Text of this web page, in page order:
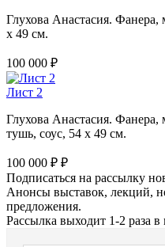
Глухова Анастасия. Фанера,
х 49 см.
100 000 ₽
Лист 2
Глухова Анастасия. Фанера,
тушь, соус, 54 х 49 см.
100 000 ₽ ₽
Подписаться на рассылку
Анонсы выставок, лекций,
предложения.
Рассылка выходит 1-2 раза в